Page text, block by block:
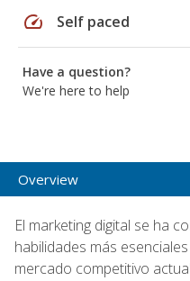
speed Self paced
Have a question?
We're here to help
Overview
El marketing digital se ha
habilidades más
mercado competitivo